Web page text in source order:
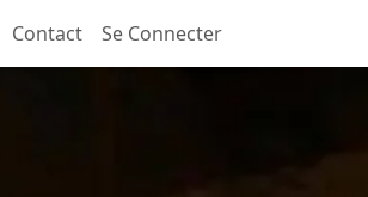
Contact Se Connecter